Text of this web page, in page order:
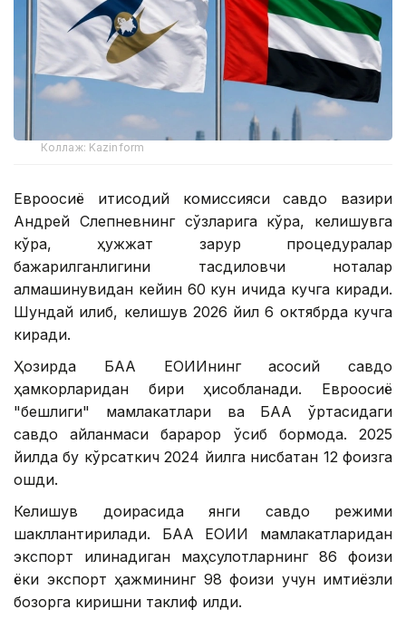
Коллаж: Kazinform
Евроосиё иқтисодий комиссияси савдо вазири
Андрей Слепневнинг сўзларига кўра, келишувга
кўра, ҳужжат зарур процедуралар
бажарилганлигини тасдиқловчи ноталар
алмашинувидан кейин 60 кун ичида кучга киради.
Шундай қилиб, келишув 2026 йил 6 октябрда кучга
киради.
Ҳозирда БАА ЕОИИнинг асосий савдо
ҳамкорларидан бири ҳисобланади. Евроосиё
"бешлиги" мамлакатлари ва БАА ўртасидаги
савдо айланмаси барқарор ўсиб бормоқда. 2025
йилда бу кўрсаткич 2024 йилга нисбатан 12 фоизга
ошди.
Келишув доирасида янги савдо режими
шакллантирилади. БАА ЕОИИ мамлакатларидан
экспорт қилинадиган маҳсулотларнинг 86 фоизи
ёки экспорт ҳажмининг 98 фоизи учун имтиёзли
бозорга киришни таклиф қилди.